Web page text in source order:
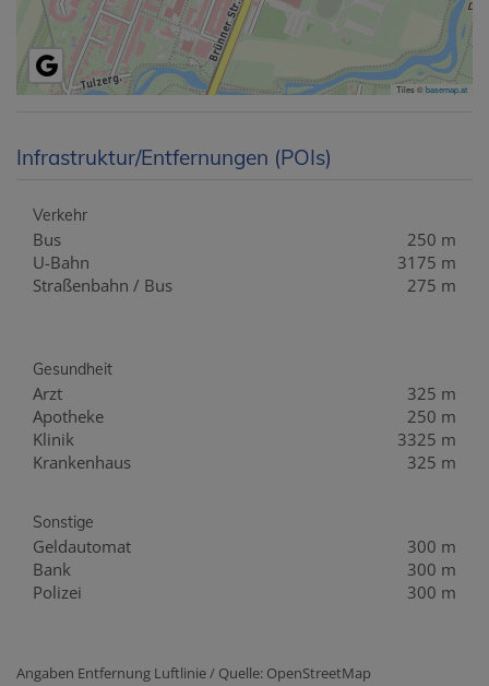
Tiles ©basemap.at
Infrastruktur/Entfernungen (POIs)
Verkehr
Bus
250 m
U-Bahn
3175 m
Straßenbahn / Bus
275 m
Gesundheit
Arzt
325 m
Apotheke
250 m
Klinik
3325 m
Krankenhaus
325 m
Sonstige
Geldautomat
300 m
Bank
300 m
Polizei
300 m
Angaben Entfernung Luftlinie / Quelle: OpenStreetMap